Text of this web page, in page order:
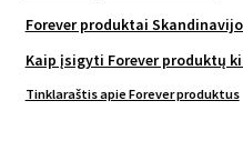
Forever produktai
Kaip įsigyti Forever produktų
Tinklaraštis apie Forever produktus